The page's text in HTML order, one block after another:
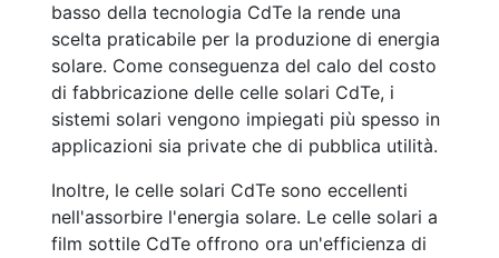
basso della tecnologia CdTe la rende una
scelta praticabile per la produzione di energia
solare. Come conseguenza del calo del costo
di fabbricazione delle celle solari CdTe, i
sistemi solari vengono impiegati più spesso in
applicazioni sia private che di pubblica utilità.
Inoltre, le celle solari CdTe sono eccellenti
nell'assorbire l'energia solare. Le celle solari a
film sottile CdTe offrono ora un'efficienza di